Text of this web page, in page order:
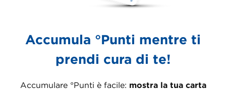
Accumula °Punti mentre ti
prendi cura di te!
Accumulare °Punti è facile: mostra la tua carta